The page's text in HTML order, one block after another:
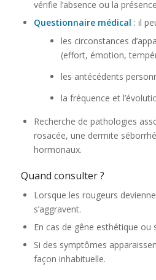
vérifie l’absence ou la
Questionnaire médical : il
les circonstances
(effort, émotion,
les antécédents
la fréquence et
Recherche de pathologies
rosacée, une dermite
hormonaux.
Quand consulter ?
Lorsque les rougeurs
s’aggravent.
En cas de gêne esthétique ou
Si des symptômes
façon inhabituelle.